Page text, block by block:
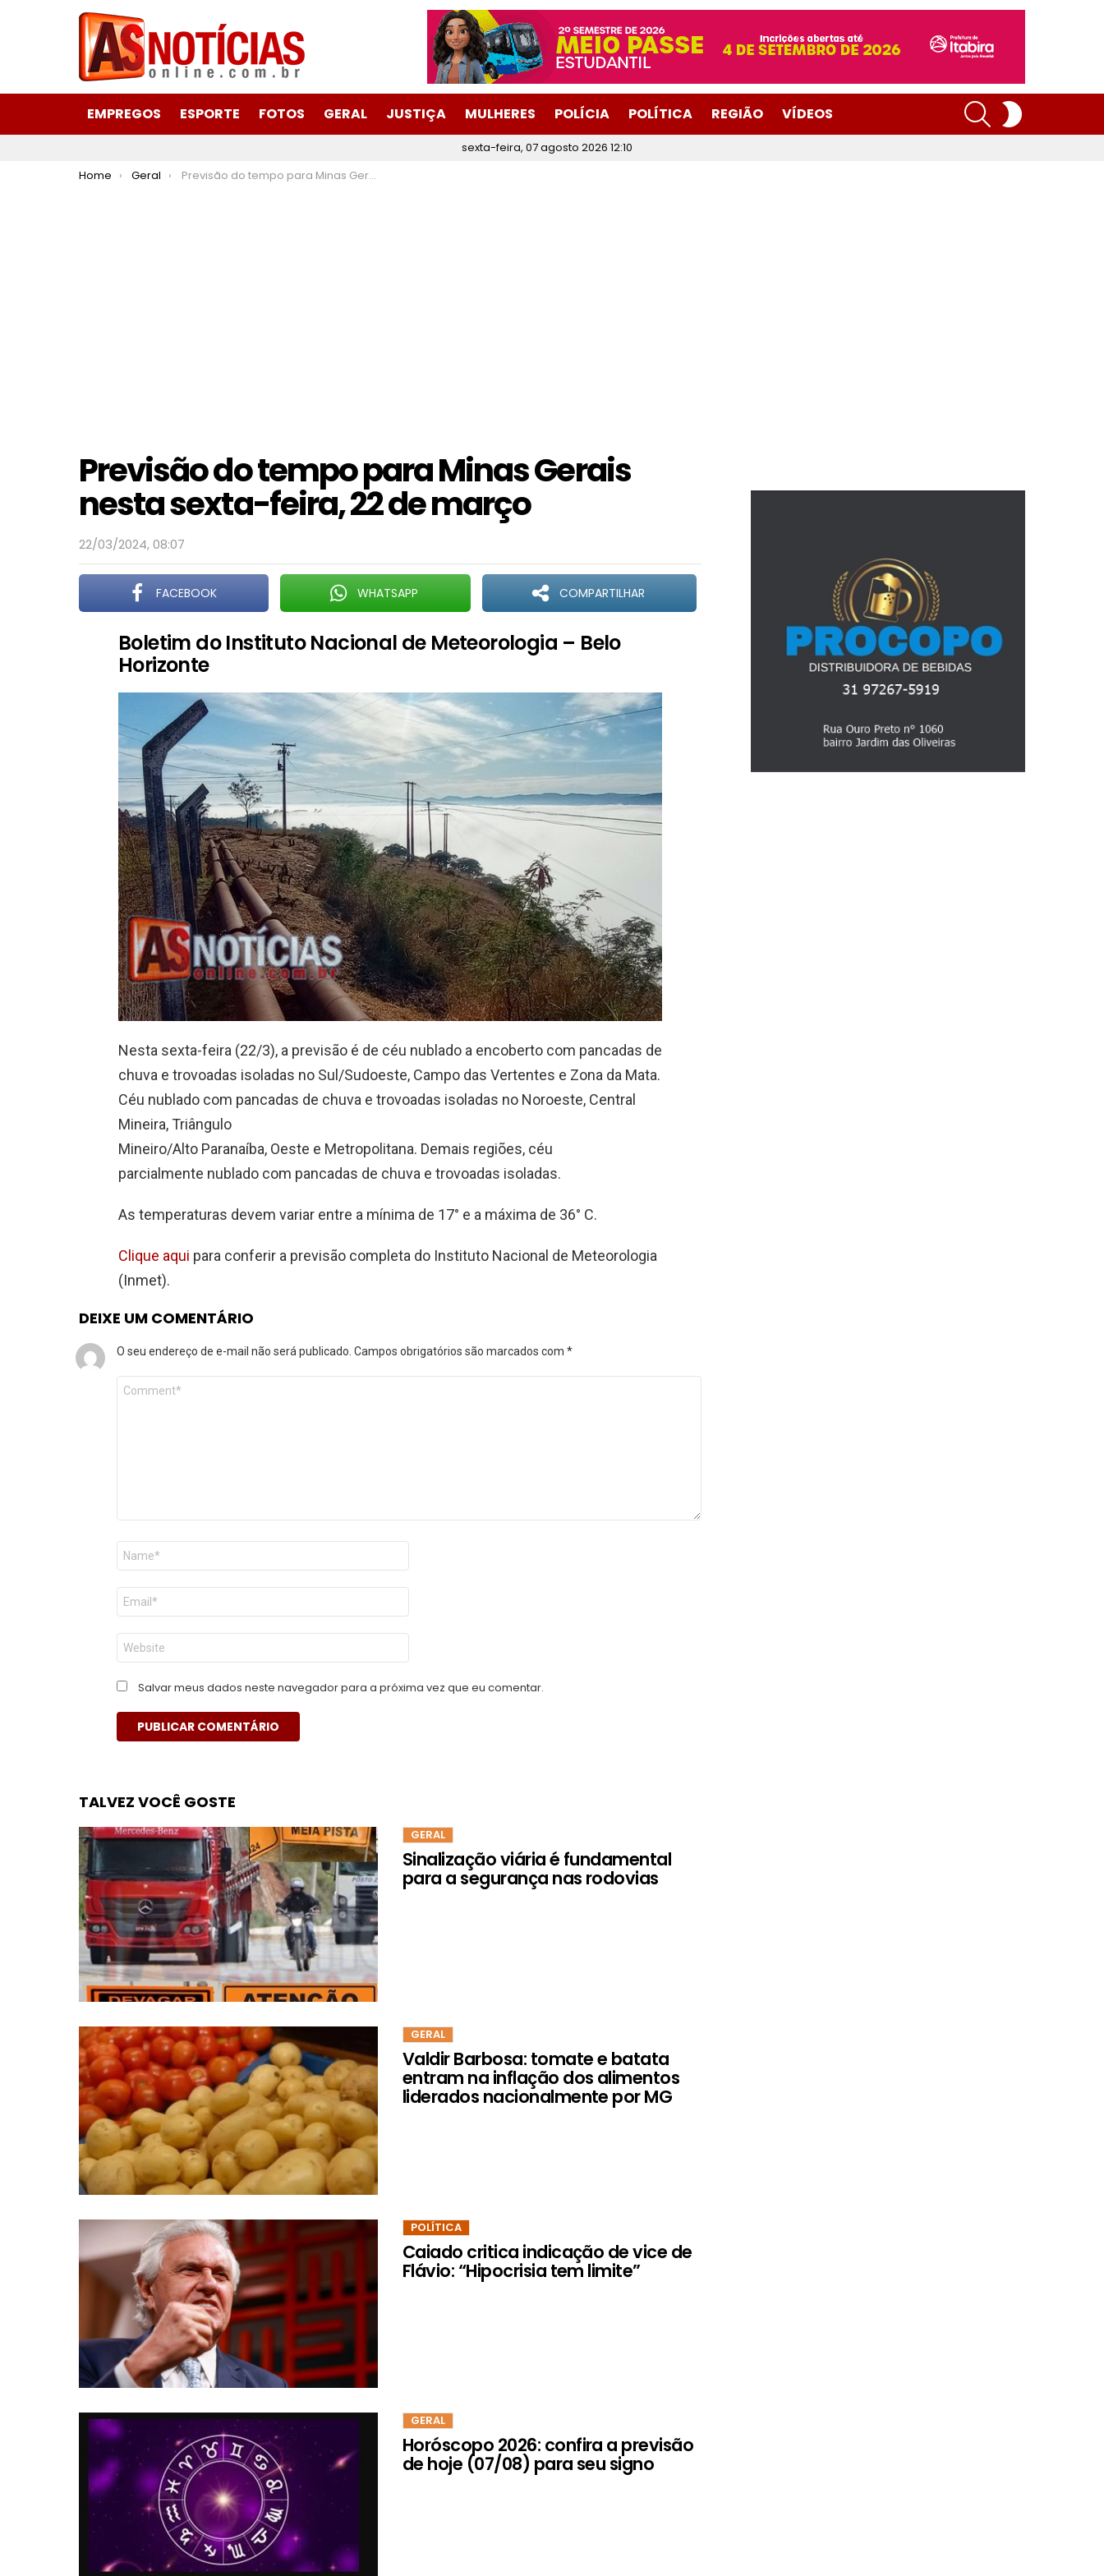
EMPREGOS ESPORTE FOTOS GERAL JUSTIÇA MULHERES POLÍCIA POLÍTICA REGIÃO VÍDEOS
SEARCH
sexta-feira, 07 agosto 2026 12:10
You are here:
Home Geral Previsão do tempo para Minas Gerais nesta sexta-feira, 22 de março
Previsão do tempo para Minas Gerais
nesta sexta-feira, 22 de março
22/03/2024, 08:07
FACEBOOK WHATSAPP COMPARTILHAR
Boletim do Instituto Nacional de Meteorologia – Belo
Horizonte
Nesta sexta-feira (22/3), a previsão é de céu nublado a encoberto com pancadas de
chuva e trovoadas isoladas no Sul/Sudoeste, Campo das Vertentes e Zona da Mata.
Céu nublado com pancadas de chuva e trovoadas isoladas no Noroeste, Central
Mineira, Triângulo
Mineiro/Alto Paranaíba, Oeste e Metropolitana. Demais regiões, céu
parcialmente nublado com pancadas de chuva e trovoadas isoladas.
As temperaturas devem variar entre a mínima de 17° e a máxima de 36° C.
Clique aqui para conferir a previsão completa do Instituto Nacional de Meteorologia
(Inmet).
DEIXE UM COMENTÁRIO
O seu endereço de e-mail não será publicado. Campos obrigatórios são marcados com *
Comentário
Nome
E-
mail
*
Site
Salvar meus dados neste navegador para a próxima vez que eu comentar.
TALVEZ VOCÊ GOSTE
GERAL
Sinalização viária é fundamental
para a segurança nas rodovias
GERAL
Valdir Barbosa: tomate e batata
entram na inflação dos alimentos
liderados nacionalmente por MG
POLÍTICA
Caiado critica indicação de vice de
Flávio: “Hipocrisia tem limite”
GERAL
Horóscopo 2026: confira a previsão
de hoje (07/08) para seu signo